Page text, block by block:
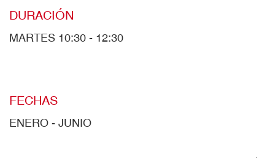
DURACIÓN
MARTES 10:30 - 12:30
FECHAS
ENERO - JUNIO